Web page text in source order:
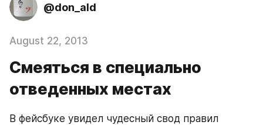
@don_ald
August 22, 2013
Смеяться в специально
отведенных местах
В фейсбуке увидел чудесный свод правил